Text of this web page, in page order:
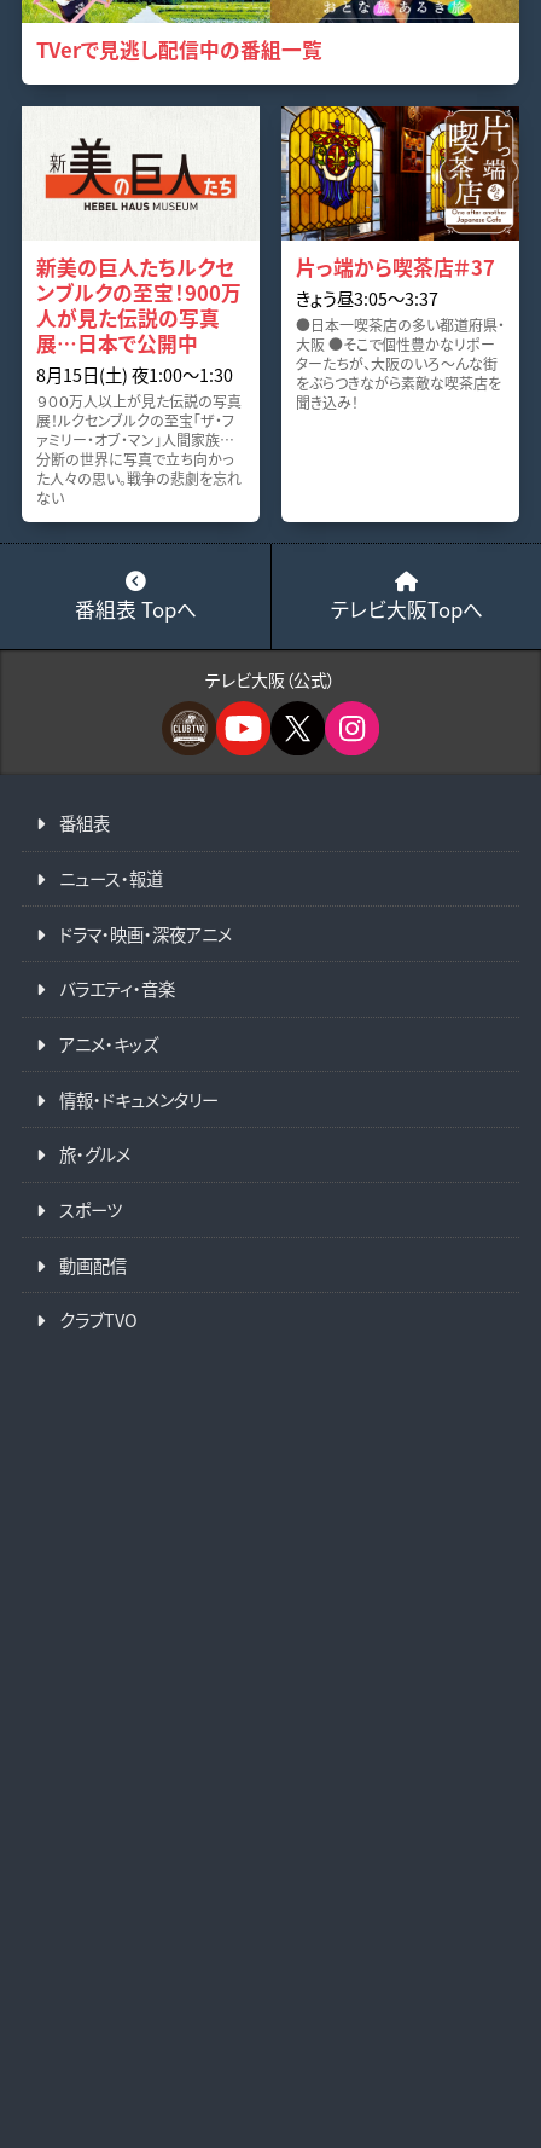
TVerで見逃し配信中の番組一覧
新美の巨人たちルクセ
ンブルクの至宝！900万
人が見た伝説の写真
展…日本で公開中
8月15日(土) 夜1:00〜1:30
９００万人以上が見た伝説の写真
展！ルクセンブルクの至宝「ザ・フ
ァミリー・オブ・マン」人間家族…
分断の世界に写真で立ち向かっ
た人々の思い。戦争の悲劇を忘れ
ない
片っ端から喫茶店＃37
きょう昼3:05〜3:37
●日本一喫茶店の多い都道府県・
大阪 ●そこで個性豊かなリポー
ターたちが、大阪のいろ～んな街
をぶらつきながら素敵な喫茶店を
聞き込み！
番組表 Topへ テレビ大阪Topへ
テレビ大阪（公式）
番組表
ニュース・報道
ドラマ・映画・深夜アニメ
バラエティ・音楽
アニメ・キッズ
情報・ドキュメンタリー
旅・グルメ
スポーツ
動画配信
クラブTVO